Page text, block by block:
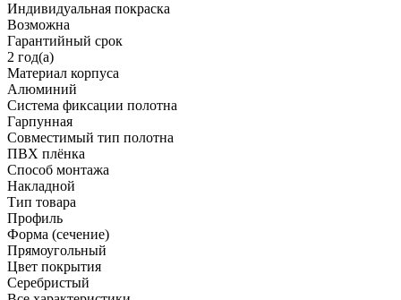
Индивидуальная покраска
Возможна
Гарантийный срок
2 год(а)
Материал корпуса
Алюминий
Система фиксации полотна
Гарпунная
Совместимый тип полотна
ПВХ плёнка
Способ монтажа
Накладной
Тип товара
Профиль
Форма (сечение)
Прямоугольный
Цвет покрытия
Серебристый